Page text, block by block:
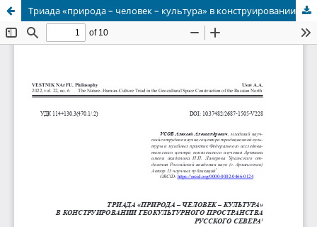
Триада «природа – человек – культура» в конструировании геокультурного пространства Русского Севера